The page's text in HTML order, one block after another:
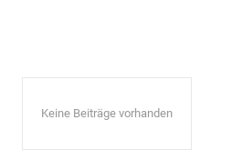
Keine Beiträge vorhanden